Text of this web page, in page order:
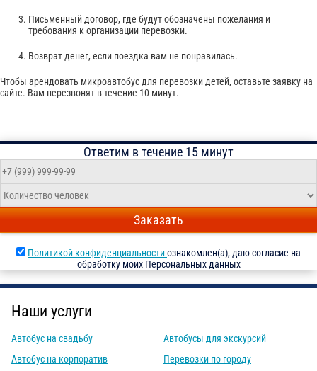
Письменный договор, где будут обозначены пожелания и
требования к организации перевозки.
Возврат денег, если поездка вам не понравилась.
Чтобы арендовать микроавтобус для перевозки детей, оставьте заявку на
сайте. Вам перезвонят в течение 10 минут.
Ответим в течение 15 минут
Заказать
Политикой конфиденциальностиознакомлен(а), даю согласие на
обработку моих Персональных данных
Наши услуги
Автобус на свадьбу
Автобус на корпоратив
Автобусы для экскурсий
Перевозки по городу